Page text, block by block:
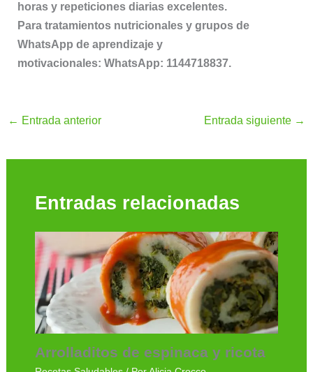
horas y repeticiones diarias excelentes.
Para tratamientos nutricionales y grupos de
WhatsApp de aprendizaje y
motivacionales: WhatsApp: 1144718837.
← Entrada anterior Entrada siguiente →
Entradas relacionadas
Arrolladitos de espinaca y ricota